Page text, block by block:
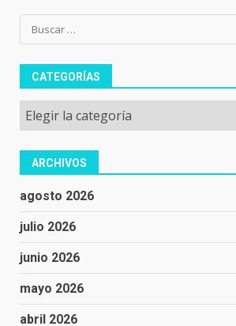
Buscar:
CATEGORÍAS
Categorías
ARCHIVOS
agosto 2026
julio 2026
junio 2026
mayo 2026
abril 2026